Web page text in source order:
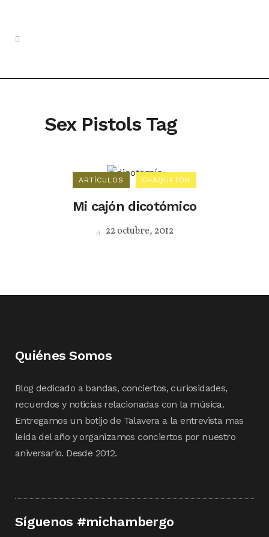
Sex Pistols Tag
ARTÍCULOS CHAQUETÓN
Mi cajón dicotómico
22 octubre, 2012
Quiénes Somos
Blog dedicado a bandas, conciertos, curiosidades,
recuerdos y noticias relacionadas con la música.
Entregamos un botijo de Talavera a la entrevista mas
leída del año y organizamos conciertos por nuestro
aniversario. Desde 2012.
Síguenos #michambergo